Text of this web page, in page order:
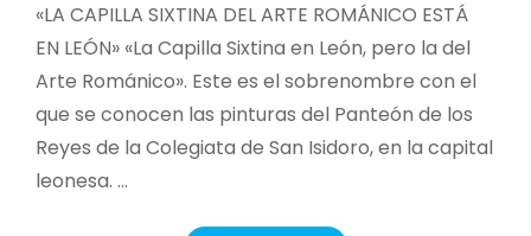
«LA CAPILLA SIXTINA DEL ARTE ROMÁNICO ESTÁ
EN LEÓN» «La Capilla Sixtina en León, pero la del
Arte Románico». Este es el sobrenombre con el
que se conocen las pinturas del Panteón de los
Reyes de la Colegiata de San Isidoro, en la capital
leonesa. …